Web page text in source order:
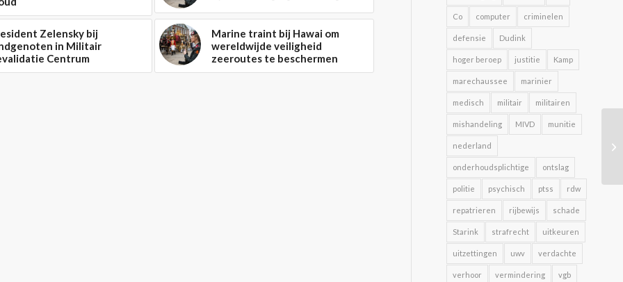
Zelensky bij
in Militair
Centrum
Marine traint bij Hawai om
wereldwijde veiligheid
zeeroutes te beschermen
Co computer criminelen
defensie Dudink
hoger beroep justitie Kamp
marechaussee marinier
medisch militair militairen
mishandeling MIVD munitie
nederland
onderhoudsplichtige ontslag
politie psychisch ptss rdw
repatrieren rijbewijs schade
Starink strafrecht uitkeuren
uitzettingen uwv verdachte
verhoor vermindering vgb